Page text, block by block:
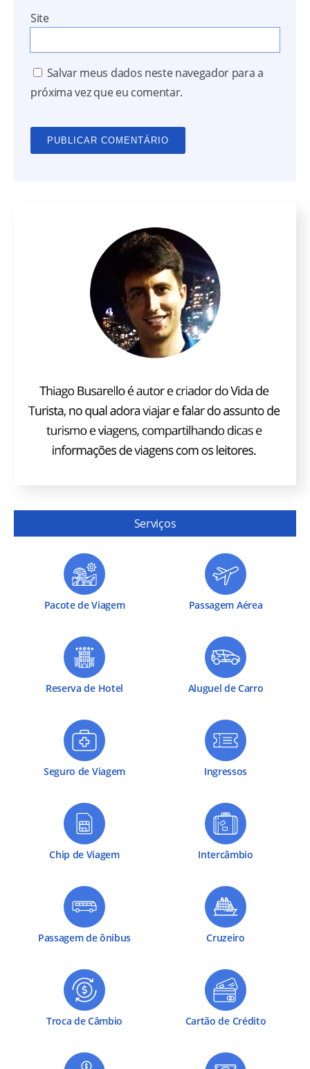
Site
Salvar meus dados neste navegador para a
próxima vez que eu comentar.
Serviços
Pacote de Viagem Passagem Aérea
Reserva de Hotel Aluguel de Carro
Seguro de Viagem Ingressos
Chip de Viagem Intercâmbio
Passagem de ônibus Cruzeiro
Troca de Câmbio Cartão de Crédito